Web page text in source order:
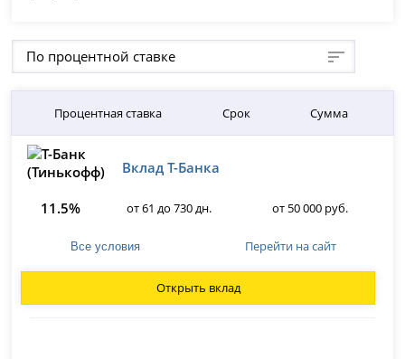
По процентной ставке
Процентная ставка Срок Сумма
Вклад Т-Банка
11.5% от 61 до 730 дн. от 50 000 руб.
Все условия Перейти на сайт
Открыть вклад